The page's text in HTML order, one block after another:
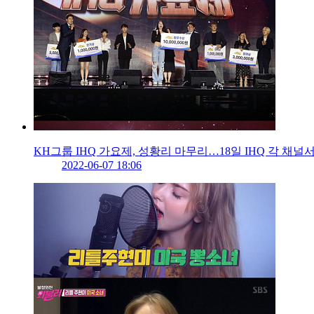
KH그룹 IHQ 가요제, 성황리 마무리…18일 IHQ 각 채널
2022-06-07 18:06